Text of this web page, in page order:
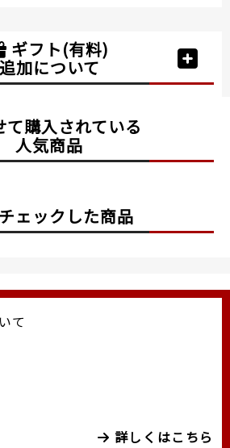
ギフト(有料)
追加について
て購入されている
人気商品
ェックした商品
て
詳しくはこちら